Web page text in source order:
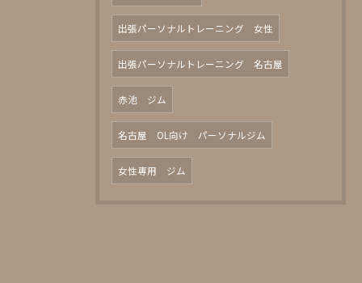
出張パーソナルトレーニング 女性
出張パーソナルトレーニング 名古屋
赤池 ジム
名古屋 OL向け パーソナルジム
女性専用 ジム